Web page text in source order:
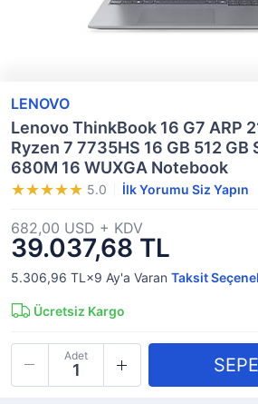
LENOVO
Lenovo ThinkBook 16 G7 ARP
Ryzen 7 7735HS 16 GB 512 GB
680M 16 WUXGA Notebook
5.0 İlk Yorumu Siz Yapın
39.037,68 TL
682,00 USD + KDV
5.306,96 TL×9 Ay'a Varan Taksit
Ücretsiz Kargo
Adet